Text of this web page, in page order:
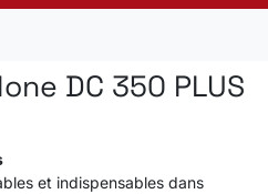
DC 350 PLUS
et indispensables dans